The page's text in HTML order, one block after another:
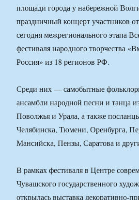
площади города у набережной
праздничный концерт участников
сегодня межрегионального этапа
фестиваля народного творчества
Россия» из 18 регионов РФ.
Среди них — самобытные
ансамбли народной песни и танца
Поволжья и Урала, а также
Челябинска, Тюмени, Оренбурга,
Мансийска, Пензы, Саратова и
В рамках фестиваля в Центре
Чувашского государственного
открылась выставка декоративно-